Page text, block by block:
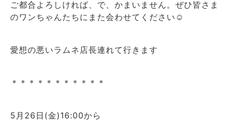
ご都合よろしければ、で、かまいません。ぜひ皆さま
のワンちゃんたちにまた会わせてください☺️
愛想の悪いラムネ店長連れて行きます
＊＊＊＊＊＊＊＊＊＊＊
5月26日(金)16:00から